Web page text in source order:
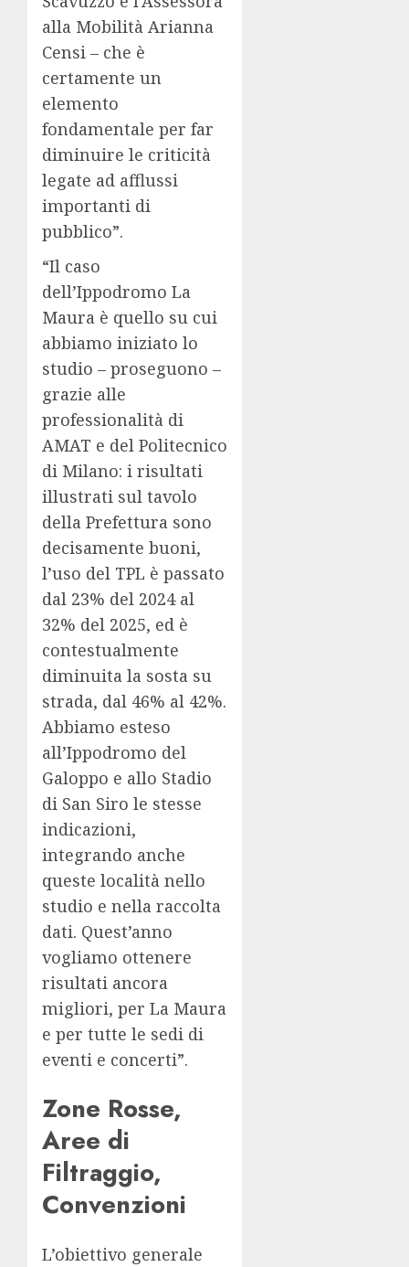
alla Mobilità Arianna
Censi – che è
certamente un
elemento
fondamentale per far
diminuire le criticità
legate ad afflussi
importanti di
pubblico”.
“Il caso
dell’Ippodromo La
Maura è quello su cui
abbiamo iniziato lo
studio – proseguono –
grazie alle
professionalità di
AMAT e del Politecnico
di Milano: i risultati
illustrati sul tavolo
della Prefettura sono
decisamente buoni,
l’uso del TPL è passato
dal 23% del 2024 al
32% del 2025, ed è
contestualmente
diminuita la sosta su
strada, dal 46% al 42%.
Abbiamo esteso
all’Ippodromo del
Galoppo e allo Stadio
di San Siro le stesse
indicazioni,
integrando anche
queste località nello
studio e nella raccolta
dati. Quest’anno
vogliamo ottenere
risultati ancora
migliori, per La Maura
e per tutte le sedi di
eventi e concerti”.
Zone Rosse,
Aree di
Filtraggio,
Convenzioni
L’obiettivo generale